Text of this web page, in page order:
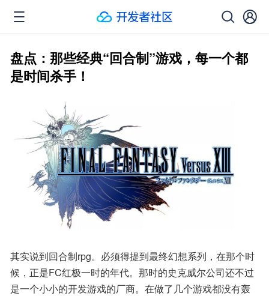
盘点：那些经典“回合制”游戏，每一个都
是时间杀手！
其实说到回合制rpg。必须得提到最终幻想系列，在那个时
候，正是FC红极一时的年代。那时的史克威尔公司还不过
是一个小小的开发游戏的厂商。在做了几个游戏都没有轰